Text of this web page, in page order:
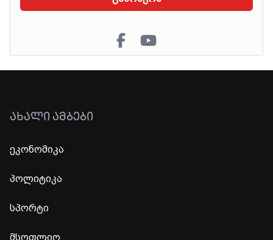
ᲐᲮᲐᲚᲘ ᲐᲛᲑᲔᲑᲘ
ეკონომიკა
პოლიტიკა
სპორტი
მსოფლიო